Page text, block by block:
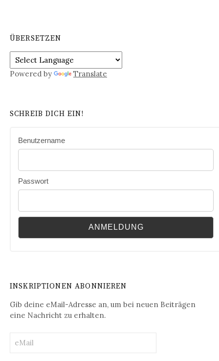
ÜBERSETZEN
Powered by Translate
SCHREIB DICH EIN!
Benutzername
Passwort
INSKRIPTIONEN ABONNIEREN
Gib deine eMail-Adresse an, um bei neuen Beiträgen
eine Nachricht zu erhalten.